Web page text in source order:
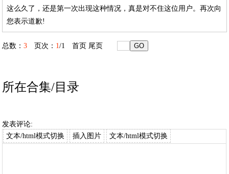
这么久了，还是第一次出现这种情况，真是对不住这位用户。再次向
您表示道歉!
总数：3 页次： 1/1首页 尾页
所在合集/目录
发表评论:
文本/html模式切换
插入图片 文本/html模式切换